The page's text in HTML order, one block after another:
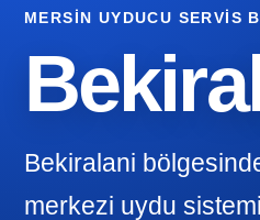
MERSIN UYDUCU SERVIS
Bekiralani
merkezi uydu